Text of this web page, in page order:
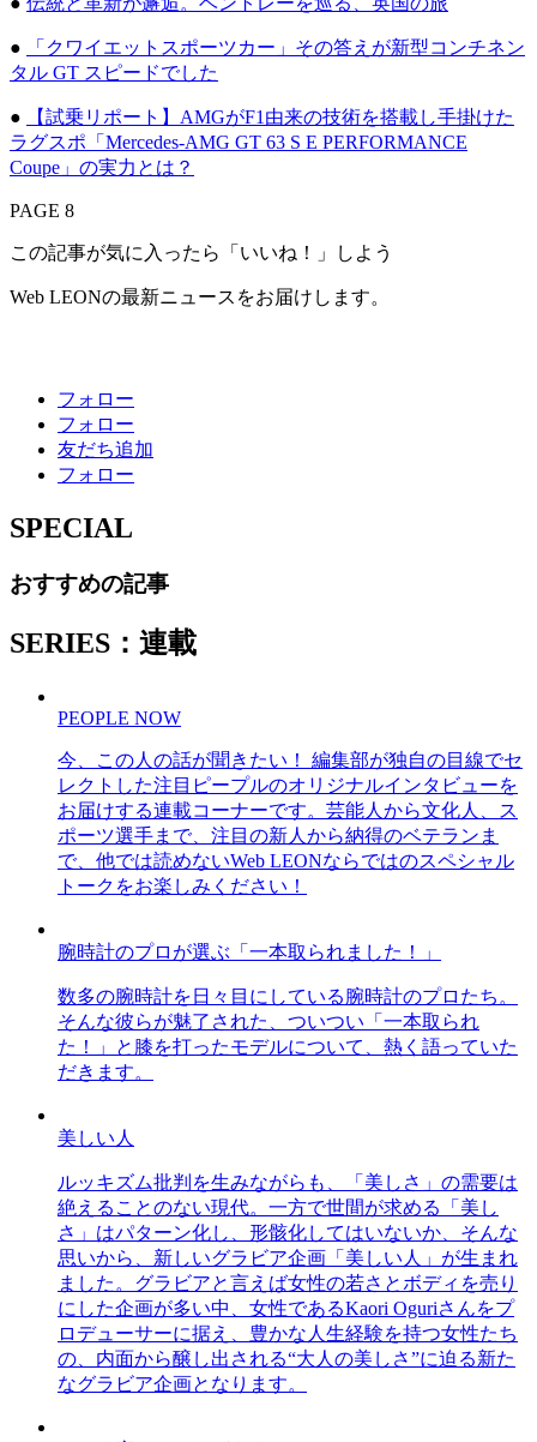
●
「クワイエットスポーツカー」その答えが新型コンチネン
タル GT スピードでした
●
【試乗リポート】AMGがF1由来の技術を搭載し手掛けた
ラグスポ「Mercedes-AMG GT 63 S E PERFORMANCE
Coupe」の実力とは？
PAGE 8
この記事が気に入ったら「いいね！」しよう
Web LEONの最新ニュースをお届けします。
フォロー
フォロー
友だち追加
フォロー
SPECIAL
おすすめの記事
SERIES：連載
PEOPLE NOW
今、この人の話が聞きたい！ 編集部が独自の目線でセ
レクトした注目ピープルのオリジナルインタビューを
お届けする連載コーナーです。芸能人から文化人、ス
ポーツ選手まで、注目の新人から納得のベテランま
で、他では読めないWeb LEONならではのスペシャル
トークをお楽しみください！
腕時計のプロが選ぶ「一本取られました！」
数多の腕時計を日々目にしている腕時計のプロたち。
そんな彼らが魅了された、ついつい「一本取られ
た！」と膝を打ったモデルについて、熱く語っていた
だきます。
美しい人
ルッキズム批判を生みながらも、「美しさ」の需要は
絶えることのない現代。一方で世間が求める「美し
さ」はパターン化し、形骸化してはいないか、そんな
思いから、新しいグラビア企画「美しい人」が生まれ
ました。グラビアと言えば女性の若さとボディを売り
にした企画が多い中、女性であるKaori Oguriさんをプ
ロデューサーに据え、豊かな人生経験を持つ女性たち
の、内面から醸し出される“大人の美しさ”に迫る新た
なグラビア企画となります。